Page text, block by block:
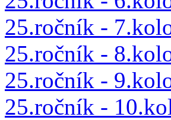
25.ročník -
25.ročník -
25.ročník -
25.ročník -